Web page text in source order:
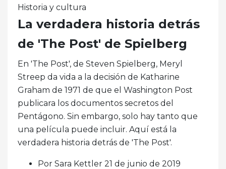
Historia y cultura
La verdadera historia detrás
de 'The Post' de Spielberg
En 'The Post', de Steven Spielberg, Meryl
Streep da vida a la decisión de Katharine
Graham de 1971 de que el Washington Post
publicara los documentos secretos del
Pentágono. Sin embargo, solo hay tanto que
una película puede incluir. Aquí está la
verdadera historia detrás de 'The Post'.
Por Sara Kettler 21 de junio de 2019